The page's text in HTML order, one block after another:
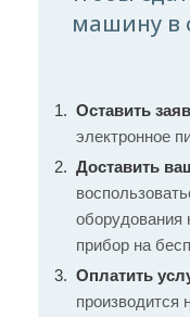
машину в
Оставить
электронное
Доставить
оборудования
прибор на
Оплатить